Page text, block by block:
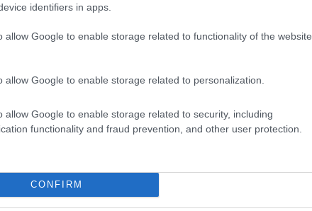
identifiers in apps.
allow Google to enable storage related to functionality of the website
allow Google to enable storage related to personalization.
allow Google to enable storage related to security, including
functionality and fraud prevention, and other user protection.
CONFIRM
Eigenschaften der beiden Kameras, sowie